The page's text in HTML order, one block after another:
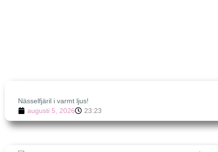
Nässelfjäril i varmt ljus!
augusti 5, 2026
23:23